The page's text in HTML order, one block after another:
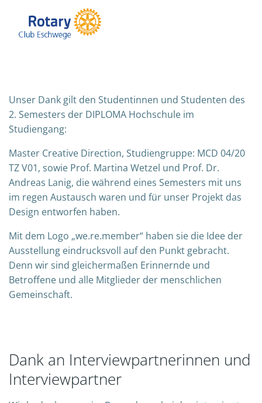
Unser Dank gilt den Studentinnen und Studenten des
2. Semesters der DIPLOMA Hochschule im
Studiengang:
Master Creative Direction, Studiengruppe: MCD 04/20
TZ V01, sowie Prof. Martina Wetzel und Prof. Dr.
Andreas Lanig, die während eines Semesters mit uns
im regen Austausch waren und für unser Projekt das
Design entworfen haben.
Mit dem Logo „we.re.member“ haben sie die Idee der
Ausstellung eindrucksvoll auf den Punkt gebracht.
Denn wir sind gleichermaßen Erinnernde und
Betroffene und alle Mitglieder der menschlichen
Gemeinschaft.
Dank an Interviewpartnerinnen und
Interviewpartner